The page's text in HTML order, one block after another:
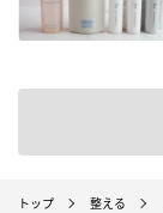
トップ 整える